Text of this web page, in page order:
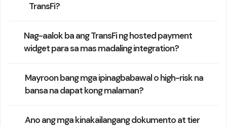
TransFi?
Nag-aalok ba ang TransFi ng hosted payment
widget para sa mas madaling integration?
Mayroon bang mga ipinagbabawal o high-risk na
bansa na dapat kong malaman?
Ano ang mga kinakailangang dokumento at tier